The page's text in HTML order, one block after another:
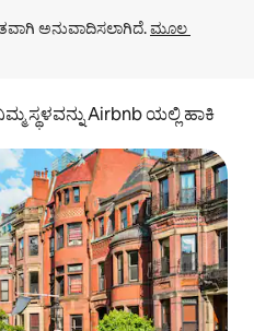
ಅನುವಾದಿಸಲಾಗಿದೆ. ಮೂಲ
ಸ್ಥಳವನ್ನು Airbnb ಯಲ್ಲಿ ಹಾಕಿ